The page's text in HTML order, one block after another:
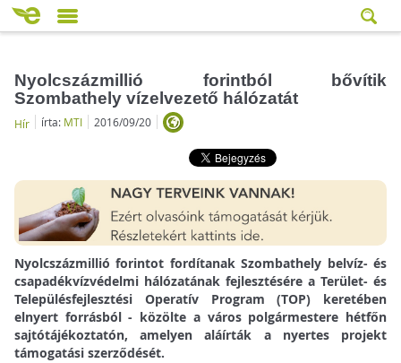
Nyolcszázmillió forintból bővítik
Szombathely vízelvezető hálózatát
Hír írta: MTI 2016/09/20
Nyolcszázmillió forintot fordítanak Szombathely belvíz- és
csapadékvízvédelmi hálózatának fejlesztésére a Terület- és
Településfejlesztési Operatív Program (TOP) keretében
elnyert forrásból - közölte a város polgármestere hétfőn
sajtótájékoztatón, amelyen aláírták a nyertes projekt
támogatási szerződését.